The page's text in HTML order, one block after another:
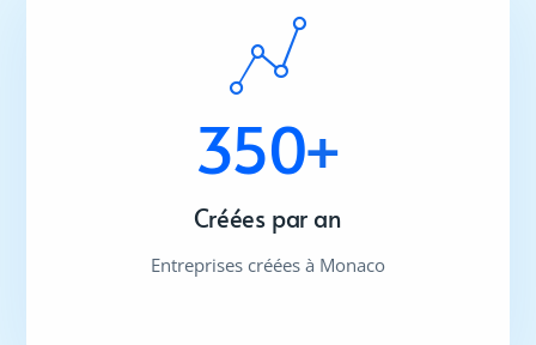
350+
Créées par an
Entreprises créées à Monaco